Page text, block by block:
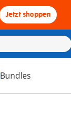
Jetzt shoppen
Bundles